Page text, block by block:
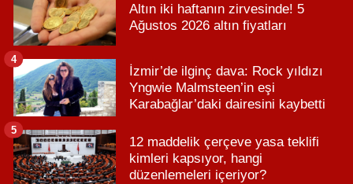
Altın iki haftanın zirvesinde! 5
Ağustos 2026 altın fiyatları
İzmir’de ilginç dava: Rock yıldızı
Yngwie Malmsteen’in eşi
Karabağlar’daki dairesini kaybetti
4
12 maddelik çerçeve yasa teklifi
kimleri kapsıyor, hangi
düzenlemeleri içeriyor?
5